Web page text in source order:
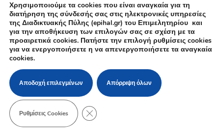
Χρησιμοποιούμε τα cookies που είναι αναγκαία για τη
διατήρηση της σύνδεσής σας στις ηλεκτρονικές υπηρεσίες
της Διαδικτυακής Πύλης (epihal.gr) του Επιμελητηρίου και
για την αποθήκευση των επιλογών σας σε σχέση με τα
προαιρετικά cookies. Πατήστε την επιλογή ρυθμίσεις cookies
για να ενεργοποιήσετε η να απενεργοποιήσετε τα αναγκαία
cookies.
Αποδοχή επιλεγμένων Απόρριψη όλων
Ρυθμίσεις Cookies ΚΛΕΊΣΙΜΟ ΤΟΥ COOKIE BANNER ΓΙΑ